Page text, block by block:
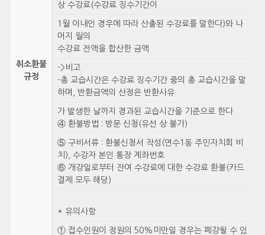
취소환불
규정
상 수강료(수강료 징수기간이
1월 이내인 경우에 따라 산출된 수강료를 말한다)와 나
머지 월의
수강료 전액을 합산한 금액
->비고
-총 교습시간은 수강료 징수기간 중의 총 교습시간을 말
하며, 반환금액의 산정은 반환사유
가 발생한 날까지 경과된 교습시간을 기준으로 한다.
④ 환불방법 : 방문 신청(유선 상 불가)
⑤ 구비서류 : 환불신청서 작성(연수1동 주민자치회 비
치), 수강자 본인 통장 계좌번호
⑥ 개강일로부터 잔여 수강료에 대한 수강료 환불(카드
결제 모두 해당)
* 유의사항
① 접수인원이 정원의 50%미만일 경우는 폐강될 수 있